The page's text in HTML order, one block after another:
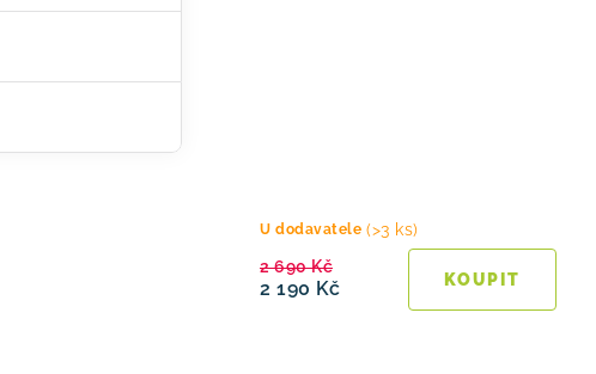
U dodavatele (>3 ks)
2 190 Kč
2 690 Kč